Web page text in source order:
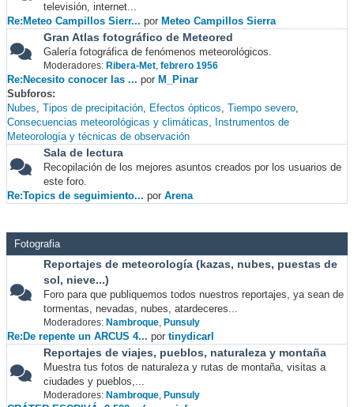
televisión, internet...
Re:Meteo Campillos Sierr... por Meteo Campillos Sierra
Gran Atlas fotográfico de Meteored
Galería fotográfica de fenómenos meteorológicos.
Moderadores: Ribera-Met, febrero 1956
Re:Necesito conocer las ... por M_Pinar
Subforos
Nubes Tipos de precipitación Efectos ópticos Tiempo severo
Consecuencias meteorológicas y climáticas
Instrumentos de
Meteorología y técnicas de observación
Sala de lectura
Recopilación de los mejores asuntos creados por los usuarios de
este foro.
Re:Topics de seguimiento... por Arena
Fotografia
Reportajes de meteorología (kazas, nubes, puestas de
sol, nieve...)
Foro para que publiquemos todos nuestros reportajes, ya sean de
tormentas, nevadas, nubes, atardeceres...
Moderadores: Nambroque, Punsuly
Re:De repente un ARCUS 4... por tinydicarl
Reportajes de viajes, pueblos, naturaleza y montaña
Muestra tus fotos de naturaleza y rutas de montaña, visitas a
ciudades y pueblos,...
Moderadores: Nambroque, Punsuly